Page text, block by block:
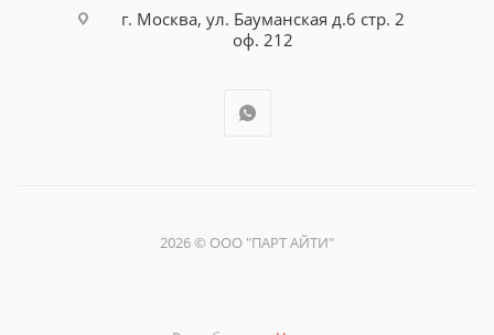
г. Москва, ул. Бауманская д.6 стр. 2
оф. 212
2026 © ООО "ПАРТ АЙТИ"